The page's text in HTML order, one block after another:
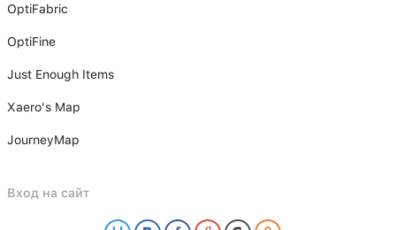
OptiFabric
OptiFine
Just Enough Items
Xаero's Mаp
JourneyMap
Вход на сайт